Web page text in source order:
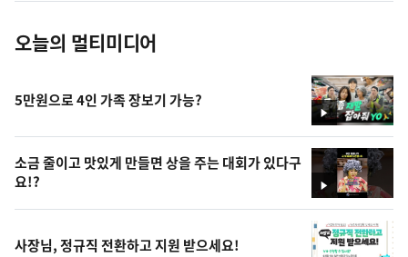
오늘의 멀티미디어
영
상
5만원으로 4인 가족 장보기 가능?
영
상
소금 줄이고 맛있게 만들면 상을 주는 대회가 있다구
요!?
사장님, 정규직 전환하고 지원 받으세요!